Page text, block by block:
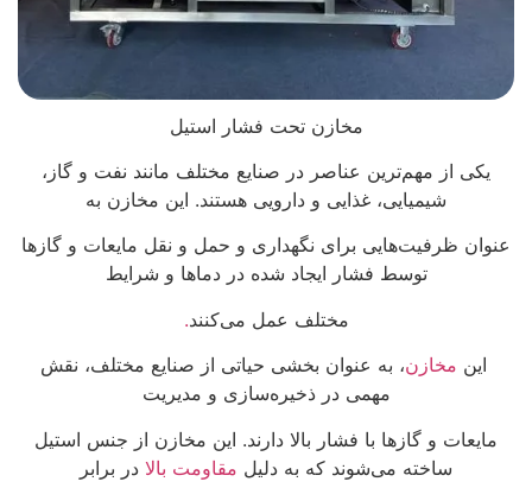
مخازن تحت فشار استیل
یکی از مهم‌ترین عناصر در صنایع مختلف مانند نفت و گاز،
شیمیایی، غذایی و دارویی هستند. این مخازن به
عنوان ظرفیت‌هایی برای نگهداری و حمل و نقل مایعات و گازها
توسط فشار ایجاد شده در دماها و شرایط
مختلف عمل می‌کنند.
این مخازن، به عنوان بخشی حیاتی از صنایع مختلف، نقش
مهمی در ذخیره‌سازی و مدیریت
مایعات و گازها با فشار بالا دارند. این مخازن از جنس استیل
ساخته می‌شوند که به دلیل مقاومت بالا در برابر